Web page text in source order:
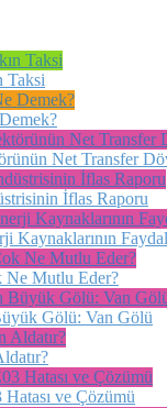
Taksi
Net Transfer
İflas Raporu
Kaynaklarının
Ne Mutlu Eder?
Gölü: Van Gölü
ve Çözümü